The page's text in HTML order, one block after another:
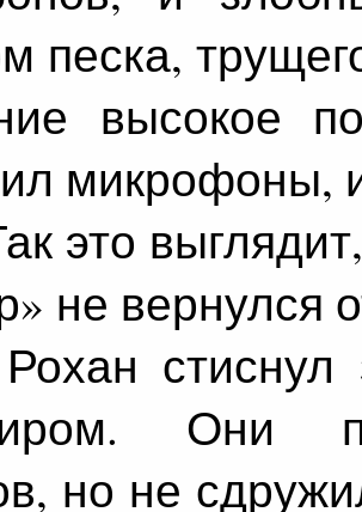
песка,
высокое
микрофоны,
выглядит,
не вернулся
стиснул
Они
но не